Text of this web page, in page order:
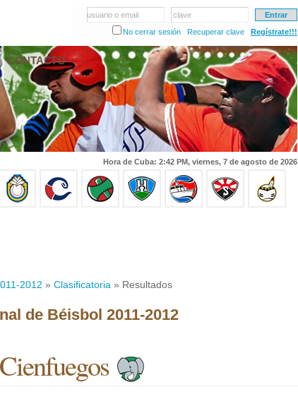
usuario o email
clave
No cerrar sesión
Recuperar clave Regístrate!!!
CONTACTO
Hora de Cuba: 2:42 PM, viernes, 7 de agosto de 2026
2012 » Clasificatoria » Resultados
de Béisbol 2011-2012